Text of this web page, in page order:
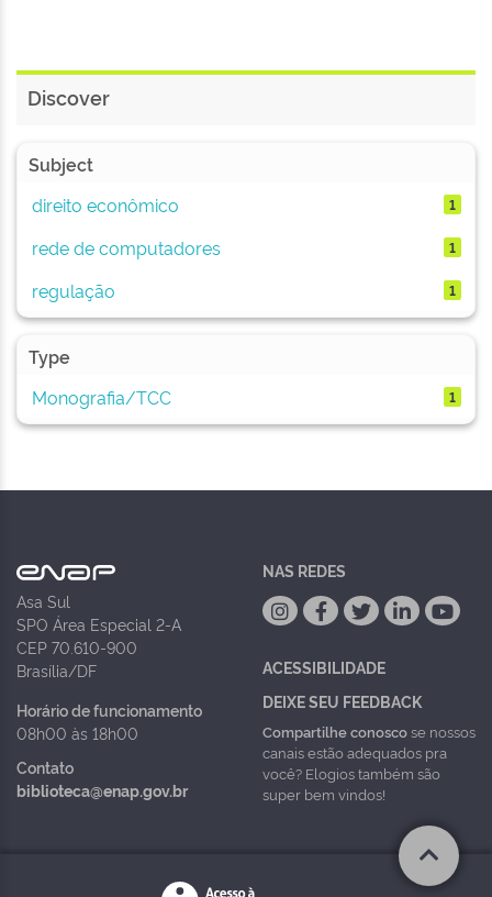
Discover
Subject
direito econômico
1
rede de computadores 1
regulação 1
Type
Monografia/TCC
1
Asa Sul
SPO Área Especial 2-A
CEP 70.610-900
Brasília/DF
Horário de funcionamento
08h00 às 18h00
Contato
biblioteca@enap.gov.br
NAS REDES
ACESSIBILIDADE
DEIXE SEU FEEDBACK
Compartilhe conoscose nossos
canais estão adequados pra
você? Elogios também são
super bem vindos!